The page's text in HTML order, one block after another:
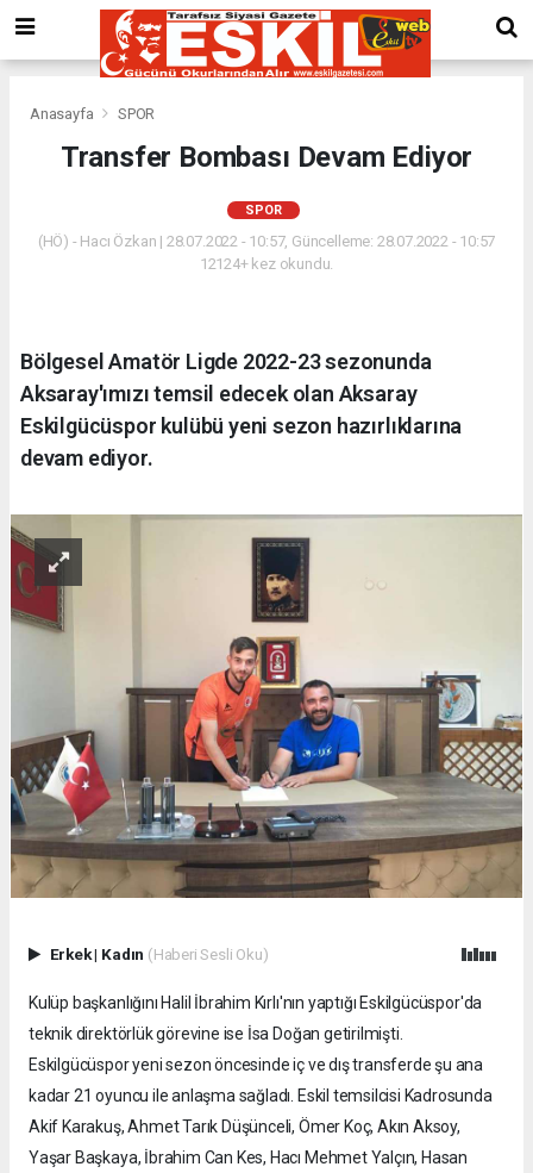
Anasayfa SPOR
Transfer Bombası Devam Ediyor
SPOR
(HÖ) - Hacı Özkan | 28.07.2022 - 10:57, Güncelleme: 28.07.2022 - 10:57
12124+ kez okundu.
Bölgesel Amatör Ligde 2022-23 sezonunda
Aksaray'ımızı temsil edecek olan Aksaray
Eskilgücüspor kulübü yeni sezon hazırlıklarına
devam ediyor.
Erkek| Kadın (Haberi Sesli Oku)
Kulüp başkanlığını Halil İbrahim Kırlı'nın yaptığı Eskilgücüspor'da
teknik direktörlük görevine ise İsa Doğan getirilmişti.
Eskilgücüspor yeni sezon öncesinde iç ve dış transferde şu ana
kadar 21 oyuncu ile anlaşma sağladı. Eskil temsilcisi Kadrosunda
Akif Karakuş, Ahmet Tarık Düşünceli, Ömer Koç, Akın Aksoy,
Yaşar Başkaya, İbrahim Can Kes, Hacı Mehmet Yalçın, Hasan